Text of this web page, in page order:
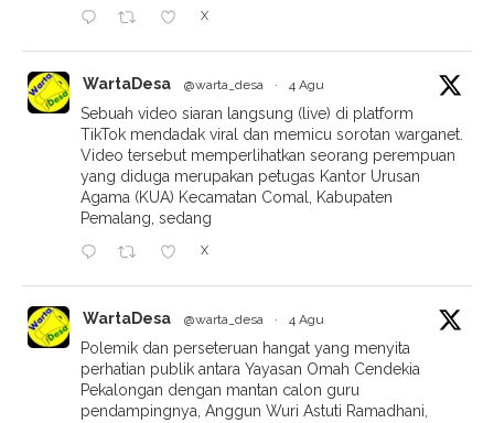
X
WartaDesa @warta_desa · 4 Agu
Sebuah video siaran langsung (live) di platform
TikTok mendadak viral dan memicu sorotan warganet.
Video tersebut memperlihatkan seorang perempuan
yang diduga merupakan petugas Kantor Urusan
Agama (KUA) Kecamatan Comal, Kabupaten
Pemalang, sedang
X
WartaDesa @warta_desa · 4 Agu
Polemik dan perseteruan hangat yang menyita
perhatian publik antara Yayasan Omah Cendekia
Pekalongan dengan mantan calon guru
pendampingnya, Anggun Wuri Astuti Ramadhani,